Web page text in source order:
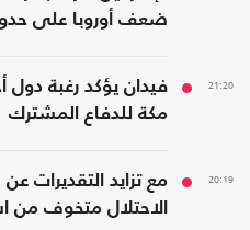
ضعف أوروبا على
21:20
فيدان يؤكد رغبة دول
مكة للدفاع المشترك
20:19
مع تزايد التقديرات
الاحتلال متخوف من